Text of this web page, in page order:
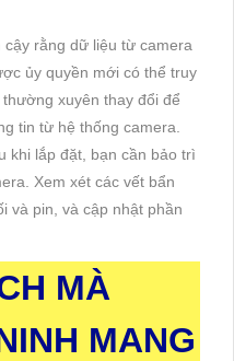
rằng dữ liệu từ camera
ủy quyền mới có thể truy
xuyên thay đổi để
tin từ hệ thống camera.
khi lắp đặt, bạn cần bảo trì
Xem xét các vết bẩn
và pin, và cập nhật phần
MÀ
MANG